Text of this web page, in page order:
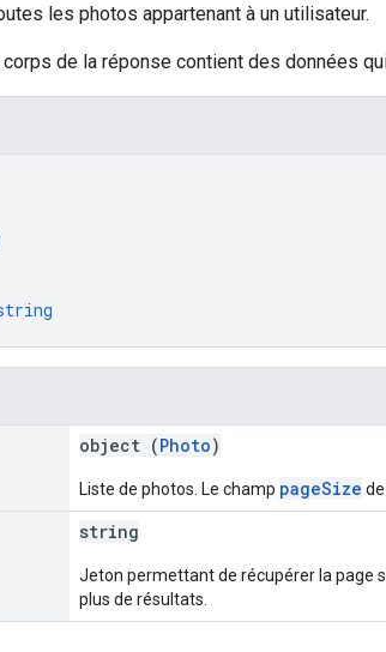
les photos appartenant à un utilisateur.
corps de la réponse contient des données
object (Photo)
Liste de photos. Le champ pageSize
string
Jeton permettant de récupérer la page
plus de résultats.